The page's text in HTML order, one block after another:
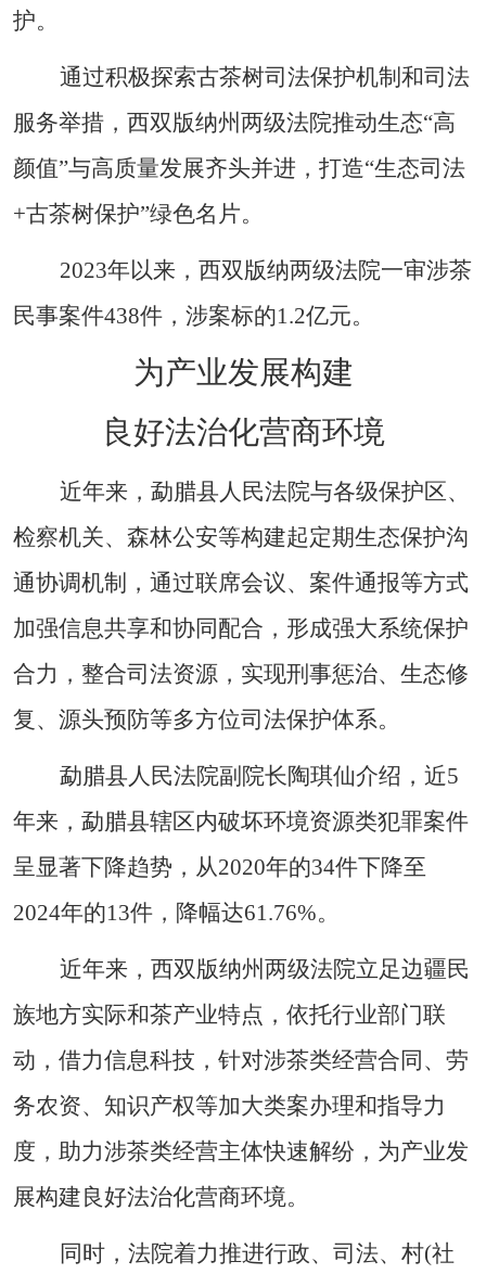
护。
通过积极探索古茶树司法保护机制和司法
服务举措，西双版纳州两级法院推动生态“高
颜值”与高质量发展齐头并进，打造“生态司法
+古茶树保护”绿色名片。
2023年以来，西双版纳两级法院一审涉茶
民事案件438件，涉案标的1.2亿元。
为产业发展构建
良好法治化营商环境
近年来，勐腊县人民法院与各级保护区、
检察机关、森林公安等构建起定期生态保护沟
通协调机制，通过联席会议、案件通报等方式
加强信息共享和协同配合，形成强大系统保护
合力，整合司法资源，实现刑事惩治、生态修
复、源头预防等多方位司法保护体系。
勐腊县人民法院副院长陶琪仙介绍，近5
年来，勐腊县辖区内破坏环境资源类犯罪案件
呈显著下降趋势，从2020年的34件下降至
2024年的13件，降幅达61.76%。
近年来，西双版纳州两级法院立足边疆民
族地方实际和茶产业特点，依托行业部门联
动，借力信息科技，针对涉茶类经营合同、劳
务农资、知识产权等加大类案办理和指导力
度，助力涉茶类经营主体快速解纷，为产业发
展构建良好法治化营商环境。
同时，法院着力推进行政、司法、村(社